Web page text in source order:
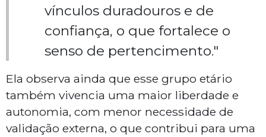
vínculos duradouros e de
confiança, o que fortalece o
senso de pertencimento."
Ela observa ainda que esse grupo etário
também vivencia uma maior liberdade e
autonomia, com menor necessidade de
validação externa, o que contribui para uma